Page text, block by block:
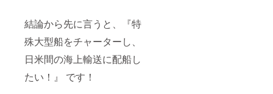
結論から先に⾔うと、『特
殊⼤型船をチャーターし、
⽇⽶間の海上輸送に配船し
たい！』 です！